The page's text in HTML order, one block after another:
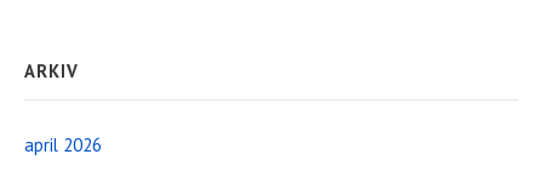
ARKIV
april 2026